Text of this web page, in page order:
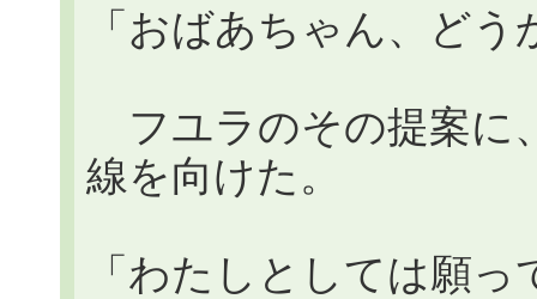
「おばあちゃん、どう
フユラのその提案に
線を向けた。
「わたしとしては願